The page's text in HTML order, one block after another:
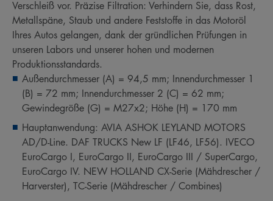
Verschleiß vor. Präzise Filtration: Verhindern Sie, dass Rost,
Metallspäne, Staub und andere Feststoffe in das Motoröl
Ihres Autos gelangen, dank der gründlichen Prüfungen in
unseren Labors und unserer hohen und modernen
Produktionsstandards.
Außendurchmesser (A) = 94,5 mm; Innendurchmesser 1
(B) = 72 mm; Innendurchmesser 2 (C) = 62 mm;
Gewindegröße (G) = M27x2; Höhe (H) = 170 mm
Hauptanwendung: AVIA ASHOK LEYLAND MOTORS
AD/D-Line. DAF TRUCKS New LF (LF46, LF56). IVECO
EuroCargo I, EuroCargo II, EuroCargo III / SuperCargo,
EuroCargo IV. NEW HOLLAND CX-Serie (Mähdrescher /
Harverster), TC-Serie (Mähdrescher / Combines)